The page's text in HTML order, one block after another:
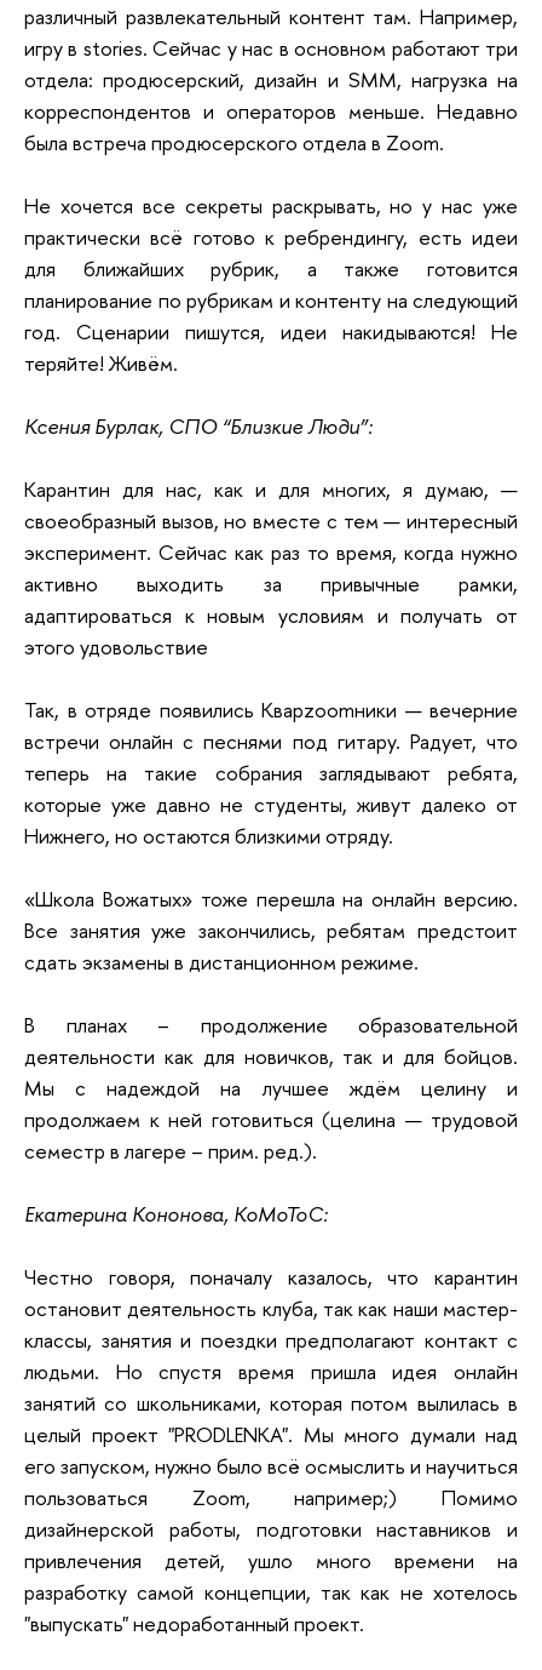
различный развлекательный контент там. Например,
игру в stories. Сейчас у нас в основном работают три
отдела: продюсерский, дизайн и SMM, нагрузка на
корреспондентов и операторов меньше. Недавно
была встреча продюсерского отдела в Zoom.
Не хочется все секреты раскрывать, но у нас уже
практически всё готово к ребрендингу, есть идеи
для ближайших рубрик, а также готовится
планирование по рубрикам и контенту на следующий
год. Сценарии пишутся, идеи накидываются! Не
теряйте! Живём.
Ксения Бурлак, СПО “Близкие Люди”:
Карантин для нас, как и для многих, я думаю, —
своеобразный вызов, но вместе с тем — интересный
эксперимент. Сейчас как раз то время, когда нужно
активно выходить за привычные рамки,
адаптироваться к новым условиям и получать от
этого удовольствие
Так, в отряде появились Кварzoomники — вечерние
встречи онлайн с песнями под гитару. Радует, что
теперь на такие собрания заглядывают ребята,
которые уже давно не студенты, живут далеко от
Нижнего, но остаются близкими отряду.
«Школа Вожатых» тоже перешла на онлайн версию.
Все занятия уже закончились, ребятам предстоит
сдать экзамены в дистанционном режиме.
В планах – продолжение образовательной
деятельности как для новичков, так и для бойцов.
Мы с надеждой на лучшее ждём целину и
продолжаем к ней готовиться (целина — трудовой
семестр в лагере – прим. ред.).
Екатерина Кононова, КоМоТоС:
Честно говоря, поначалу казалось, что карантин
остановит деятельность клуба, так как наши мастер-
классы, занятия и поездки предполагают контакт с
людьми. Но спустя время пришла идея онлайн
занятий со школьниками, которая потом вылилась в
целый проект "PRODLENKA". Мы много думали над
его запуском, нужно было всё осмыслить и научиться
пользоваться Zoom, например;) Помимо
дизайнерской работы, подготовки наставников и
привлечения детей, ушло много времени на
разработку самой концепции, так как не хотелось
"выпускать" недоработанный проект.